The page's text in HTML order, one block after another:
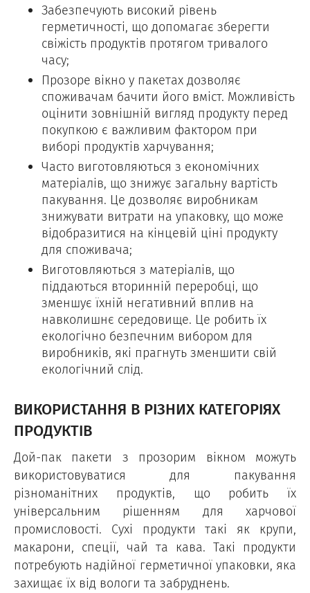
Забезпечують високий рівень
герметичності, що допомагає зберегти
свіжість продуктів протягом тривалого
часу;
Прозоре вікно у пакетах дозволяє
споживачам бачити його вміст. Можливість
оцінити зовнішній вигляд продукту перед
покупкою є важливим фактором при
виборі продуктів харчування;
Часто виготовляються з економічних
матеріалів, що знижує загальну вартість
пакування. Це дозволяє виробникам
знижувати витрати на упаковку, що може
відобразитися на кінцевій ціні продукту
для споживача;
Виготовляються з матеріалів, що
піддаються вторинній переробці, що
зменшує їхній негативний вплив на
навколишнє середовище. Це робить їх
екологічно безпечним вибором для
виробників, які прагнуть зменшити свій
екологічний слід.
ВИКОРИСТАННЯ В РІЗНИХ КАТЕГОРІЯХ
ПРОДУКТІВ
Дой-пак пакети з прозорим вікном можуть
використовуватися для пакування
різноманітних продуктів, що робить їх
універсальним рішенням для харчової
промисловості. Сухі продукти такі як крупи,
макарони, спеції, чай та кава. Такі продукти
потребують надійної герметичної упаковки, яка
захищає їх від вологи та забруднень.